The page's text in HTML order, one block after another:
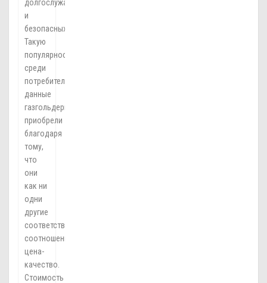
долгослужащих
и
безопасных.
Такую
популярность
среди
потребителей
данные
газгольдеры
приобрели
благодаря
тому,
что
они
как ни
одни
другие
соответствуют
соотношению
цена-
качество.
Стоимость